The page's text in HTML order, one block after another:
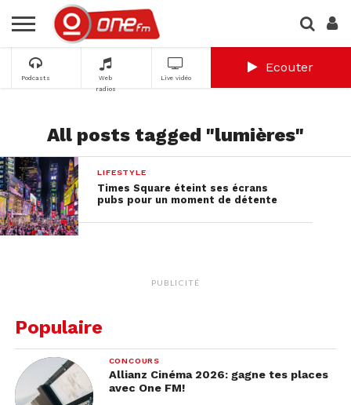
Podcasts
Web
radios
Live vidéo
Ecouter
All posts tagged "lumières"
LIFESTYLE
Times Square éteint ses écrans
pubs pour un moment de détente
PUBLICITÉ
Populaire
CONCOURS
Allianz Cinéma 2026: gagne tes places
avec One FM!